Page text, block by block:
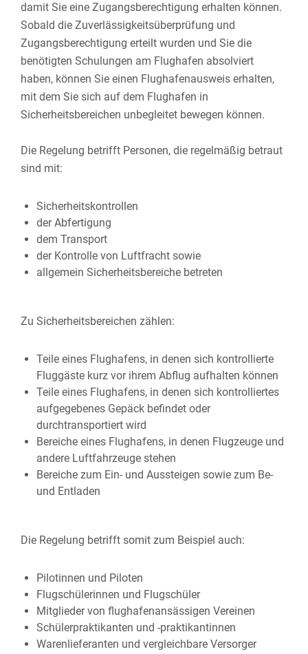
damit Sie eine Zugangsberechtigung erhalten können.
Sobald die Zuverlässigkeitsüberprüfung und
Zugangsberechtigung erteilt wurden und Sie die
benötigten Schulungen am Flughafen absolviert
haben, können Sie einen Flughafenausweis erhalten,
mit dem Sie sich auf dem Flughafen in
Sicherheitsbereichen unbegleitet bewegen können.
Die Regelung betrifft Personen, die regelmäßig betraut
sind mit:
Sicherheitskontrollen
der Abfertigung
dem Transport
der Kontrolle von Luftfracht sowie
allgemein Sicherheitsbereiche betreten
Zu Sicherheitsbereichen zählen:
Teile eines Flughafens, in denen sich kontrollierte
Fluggäste kurz vor ihrem Abflug aufhalten können
Teile eines Flughafens, in denen sich kontrolliertes
aufgegebenes Gepäck befindet oder
durchtransportiert wird
Bereiche eines Flughafens, in denen Flugzeuge und
andere Luftfahrzeuge stehen
Bereiche zum Ein- und Aussteigen sowie zum Be-
und Entladen
Die Regelung betrifft somit zum Beispiel auch:
Pilotinnen und Piloten
Flugschülerinnen und Flugschüler
Mitglieder von flughafenansässigen Vereinen
Schülerpraktikanten und -praktikantinnen
Warenlieferanten und vergleichbare Versorger